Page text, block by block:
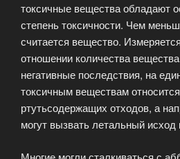
токсичные вещества обладают
степень токсичности. Чем
считается вещество.
отношении количества
негативные последствия, на
токсичным веществам
ртутьсодержащих отходов, а
могут вызвать летальный исход